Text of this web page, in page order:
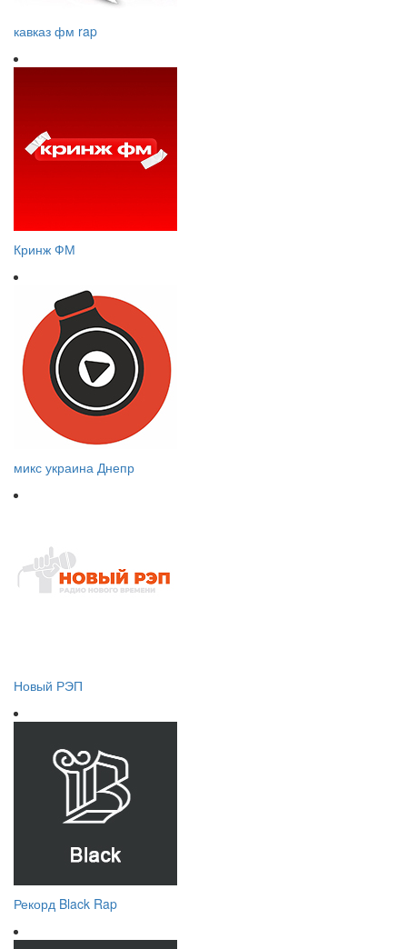
кавказ фм rap
Кринж ФМ
микс украина Днепр
Новый РЭП
Рекорд Black Rap